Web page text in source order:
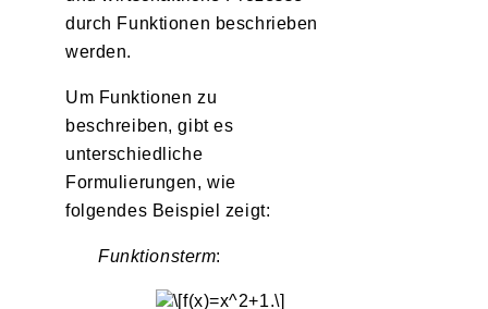
durch Funktionen beschrieben
werden.
Um Funktionen zu
beschreiben, gibt es
unterschiedliche
Formulierungen, wie
folgendes Beispiel zeigt:
Funktionsterm: